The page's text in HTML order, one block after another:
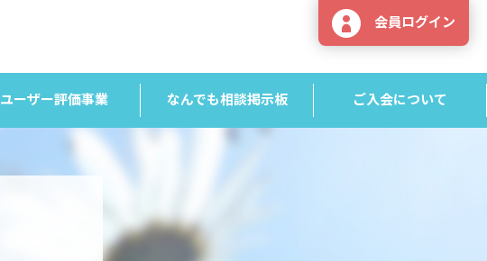
会員ログイン
ユーザー評価事業 なんでも相談掲示板 ご入会について